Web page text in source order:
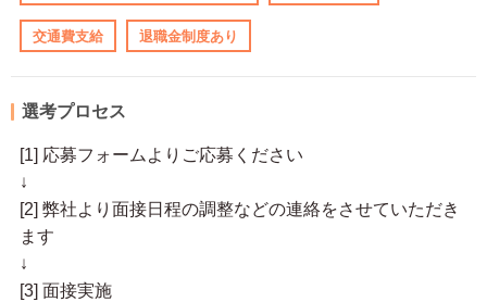
交通費支給 退職金制度あり
選考プロセス
[1] 応募フォームよりご応募ください
↓
[2] 弊社より面接日程の調整などの連絡をさせていただき
ます
↓
[3] 面接実施